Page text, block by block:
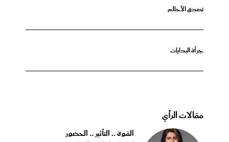
تصدق الأحلام
جرأة البدايات
مقالات الرأي
القوة .. التأثير .. الحضور